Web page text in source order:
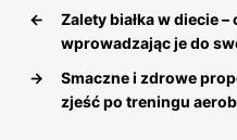
←
Zalety białka w diecie
wprowadzając je do
→
Smaczne i zdrowe
zjeść po treningu